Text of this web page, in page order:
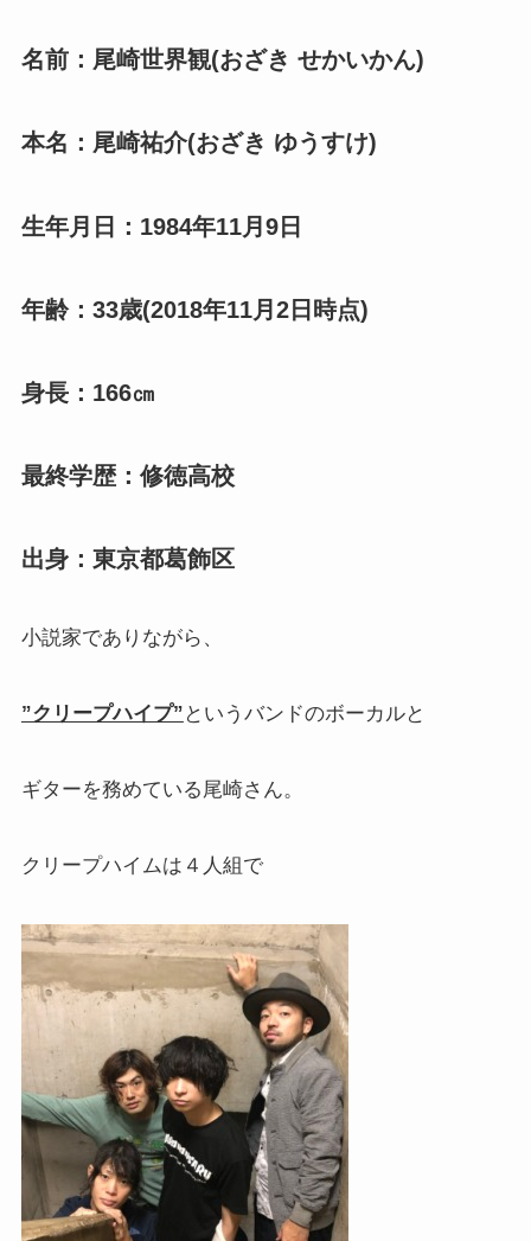
名前：尾崎世界観(おざき せかいかん)
本名：尾崎祐介(おざき ゆうすけ)
生年月日：1984年11月9日
年齢：33歳(2018年11月2日時点)
身長：166㎝
最終学歴：修徳高校
出身：東京都葛飾区
小説家でありながら、
”クリープハイプ” というバンドのボーカルと
ギターを務めている尾崎さん。
クリープハイムは４人組で